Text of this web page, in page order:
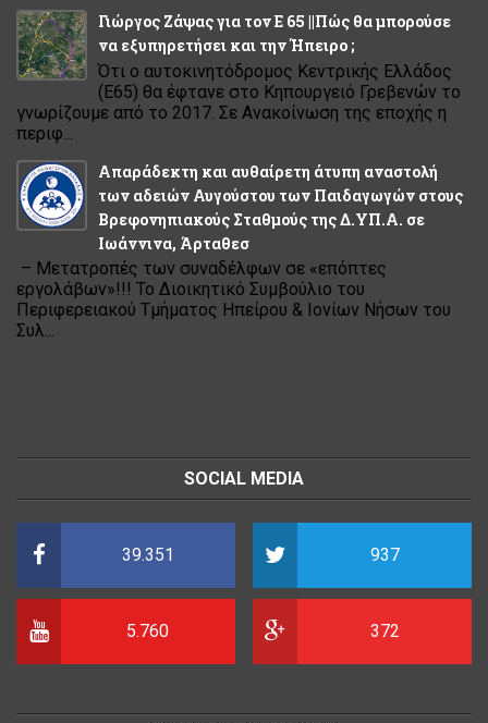
Γιώργος Ζάψας για τον Ε 65 ||Πώς θα μπορούσε
να εξυπηρετήσει και την Ήπειρο ;
Ότι ο αυτοκινητόδρομος Κεντρικής Ελλάδος
(Ε65) θα έφτανε στο Κηπουργειό Γρεβενών το
γνωρίζουμε από το 2017. Σε Ανακοίνωση της εποχής η
περιφ...
Απαράδεκτη και αυθαίρετη άτυπη αναστολή
των αδειών Αυγούστου των Παιδαγωγών στους
Βρεφονηπιακούς Σταθμούς της Δ.ΥΠ.Α. σε
Ιωάννινα, Άρταθεσ
– Μετατροπές των συναδέλφων σε «επόπτες
εργολάβων»!!! Το Διοικητικό Συμβούλιο του
Περιφερειακού Τμήματος Ηπείρου & Ιονίων Νήσων του
Συλ...
SOCIAL MEDIA
39.351 937
5.760 372